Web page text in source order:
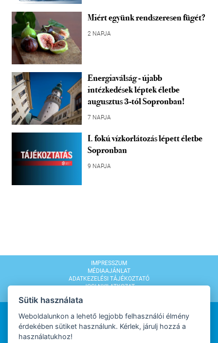
Miért együnk rendszeresen fügét?
2 NAPJA
Energiaválság - újabb
intézkedések léptek életbe
augusztus 3-tól Sopronban!
7 NAPJA
I. fokú vízkorlátozás lépett életbe
Sopronban
9 NAPJA
IMPRESSZUM
MÉDIAAJÁNLAT
ADATKEZELÉSI TÁJÉKOZTATÓ
JOGI NYILATKOZAT
Sütik használata
Weboldalunkon a lehető legjobb felhasználói élmény
érdekében sütiket használunk. Kérlek, járulj hozzá a
használatukhoz!